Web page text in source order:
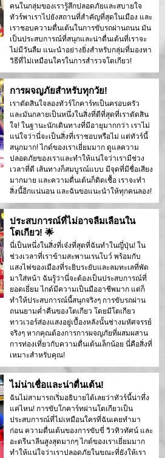
คนในกลุ่มของเรารู้สึกปลอดภัยและสบายใจ
ทัวร์พาเราไปยังสถานที่สำคัญที่สุดในเมือง และ
เราชอบความตื่นเต้นในการขับรถผ่านถนน มัน
เป็นประสบการณ์ที่สนุกและน่าตื่นเต้นที่เราจะ
ไม่มีวันลืม แนะนำอย่างยิ่งสำหรับกลุ่มที่มองหา
วิธีที่ไม่เหมือนใครในการสำรวจโตเกียว!
การผจญภัยสำหรับทุกวัย!
เราตัดสินใจลองทัวร์โกคาร์ทเป็นครอบครัว
และมันกลายเป็นหนึ่งในสิ่งที่ดีที่สุดที่เราตัดสิน
ใจ! ในฐานะนักเดินทางที่มีอายุมากกว่า เราไม่
แน่ใจว่านี่จะเป็นสิ่งที่เราชอบหรือไม่ แต่ทัวร์นี้
สนุกมาก! ไกด์ของเราเยี่ยมมาก ดูแลความ
ปลอดภัยของเราและทำให้แน่ใจว่าเรามีช่วง
เวลาที่ดี เส้นทางก็สมบูรณ์แบบ มีจุดที่มีชื่อเสียง
มากมาย และความตื่นเต้นก็ติดเชื้อ เราจะทำ
สิ่งนี้อีกแน่นอน และฉันขอแนะนำให้ทุกคนลอง!
ประสบการณ์ที่ไม่อาจลืมเลือนใน
โตเกียว! 🌟
นี่เป็นหนึ่งในสิ่งที่เจ๋งที่สุดที่ฉันทำในญี่ปุ่น! ใน
ช่วงเวลาที่เราข้ามสะพานเรนโบว์ พร้อมกับ
แสงไฟของเมืองที่ระยิบระยับและลมทะเลที่พัด
มาใส่หน้า ฉันรู้ว่านี่จะต้องเป็นประสบการณ์ที่
ยอดเยี่ยม ไกด์มีความเป็นมืออาชีพมาก แต่ก็
ทำให้ประสบการณ์นี้สนุกจริงๆ การขับรถผ่าน
ถนนยามค่ำคืนของโตเกียว โดยมีโตเกียว
ทาวเวอร์ส่องแสงอยู่เบื้องหลังนั้นช่างมหัศจรรย์
จริงๆ หากคุณต้องการการผจญภัยที่ผสมผสาน
การท่องเที่ยวกับความตื่นเต้นเล็กน้อย นี่คือสิ่งที่
เหมาะสำหรับคุณ!
ไม่น่าเชื่อและน่าตื่นเต้น!
ฉันไม่สามารถเริ่มอธิบายได้เลยว่าทัวร์นี้น่าทึ่ง
แค่ไหน! การขับโกคาร์ทผ่านโตเกียวเป็น
ประสบการณ์ที่ไม่เหมือนใครที่ฉันเคยทำมา
ก่อน ความตื่นเต้นของการขับขี่ วิวทิวทัศน์ และ
อะดรีนาลีนสูงสุดมากๆ ไกด์ของเราเยี่ยมมาก
ทำให้แน่ใจว่าเราปลอดภัยในขณะที่ยังให้เรา